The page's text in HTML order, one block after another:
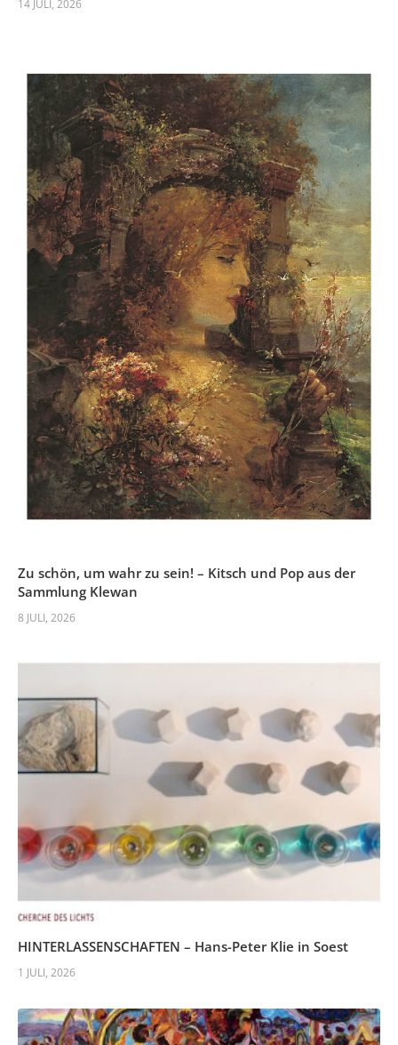
14 JULI, 2026
Zu schön, um wahr zu sein! – Kitsch und Pop aus der
Sammlung Klewan
8 JULI, 2026
HINTERLASSENSCHAFTEN – Hans-Peter Klie in Soest
1 JULI, 2026